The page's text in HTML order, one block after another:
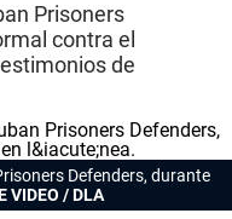
Prisoners
contra el
de
Defenders, durante
VIDEO / DLA